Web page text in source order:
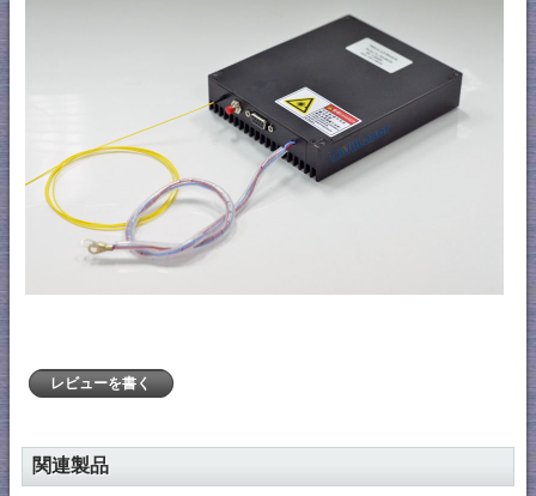
レビューを書く
関連製品